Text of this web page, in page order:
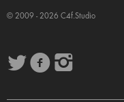
© 2009 - 2026 C4f.Studio